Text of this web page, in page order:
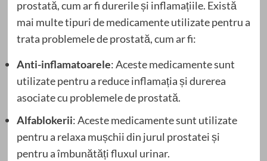
prostată, cum ar fi durerile și inflamațiile. Există
mai multe tipuri de medicamente utilizate pentru a
trata problemele de prostată, cum ar fi:
Anti-inflamatoarele: Aceste medicamente sunt
utilizate pentru a reduce inflamația și durerea
asociate cu problemele de prostată.
Alfablokerii: Aceste medicamente sunt utilizate
pentru a relaxa mușchii din jurul prostatei și
pentru a îmbunătăți fluxul urinar.